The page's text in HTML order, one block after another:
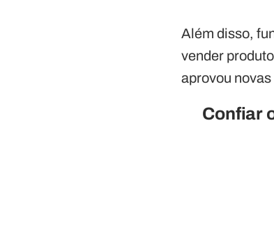
Além disso,
vender
aprovou
Confiar